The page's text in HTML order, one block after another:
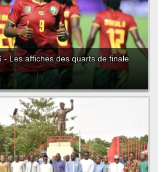
- Les affiches des quarts de finale